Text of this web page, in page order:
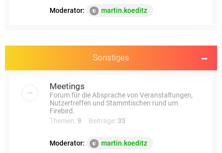
Moderator: martin.koeditz
Sonstiges
Meetings
Forum für die Absprache von Veranstaltungen,
Nutzertreffen und Stammtischen rund um
Firebird.
Themen: 9 Beiträge: 35
Moderator: martin.koeditz